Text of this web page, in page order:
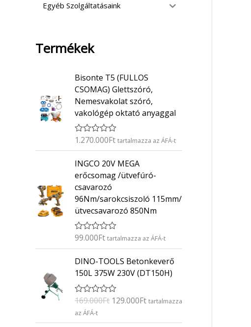
Egyéb Szolgáltatásaink
Termékek
Bisonte T5 (FULLOS
CSOMAG) Glettszóró,
Nemesvakolat szóró,
vakológép oktató anyaggal
É
é
e
l
é
s
:
/
5
1.270.000Ft tartalmazza az ÁFÁ-t
INGCO 20V MEGA
erőcsomag /ütvefúró-
csavarozó
96Nm/sarokcsiszoló 115mm/
ütvecsavarozó 850Nm
É
é
k
e
é
s
0
/
99.000Ft tartalmazza az ÁFÁ-t
DINO-TOOLS Betonkeverő
150L 375W 230V (DT150H)
É
t
é
169.000Ft
O
r
g
129.000Ft
C
u
etartalmazza
az ÁFÁ-t